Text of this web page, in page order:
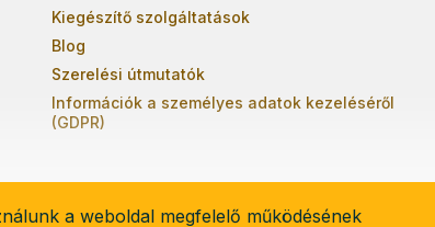
a weboldal megfelelő működésének
Kiegészítő szolgáltatások
Blog
Szerelési útmutatók
Információk a személyes adatok kezeléséről
(GDPR)